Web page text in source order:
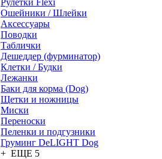
Рулетки Flexi
Ошейники / Шлейки
Аксессуары
Поводки
Таблички
Дешеддер (фурминатор)
Клетки / Будки
Лежанки
Баки для корма (Dog)
Щетки и ножницы
Миски
Переноски
Пеленки и подгузники
Груминг DeLIGHT Dog
+ ЕЩЕ 5